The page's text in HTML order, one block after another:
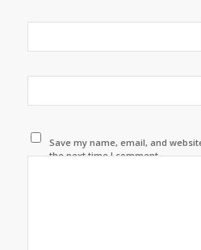
Save my name, email, and
the next time I comment.